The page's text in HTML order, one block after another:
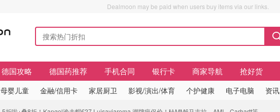
Dealmoon may be paid when users buy items via our links.
德国攻略 德国药推荐 手机合同 银行卡 商家导航 抢好货
母婴儿童 金融/信用卡 家居厨卫 影视/演出/体育 个护健康 电子电脑 资讯